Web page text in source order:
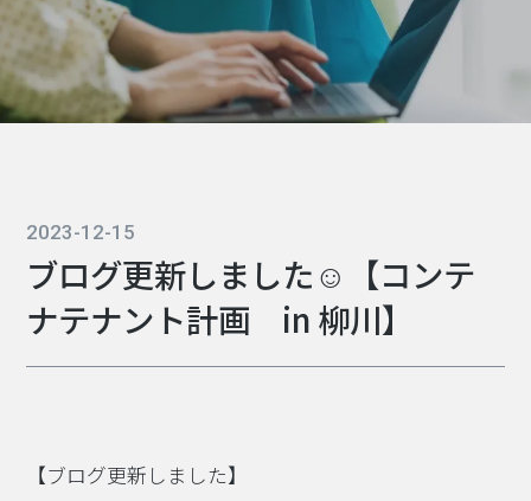
2023-12-15
ブログ更新しました☺【コンテ
ナテナント計画 in 柳川】
【ブログ更新しました】